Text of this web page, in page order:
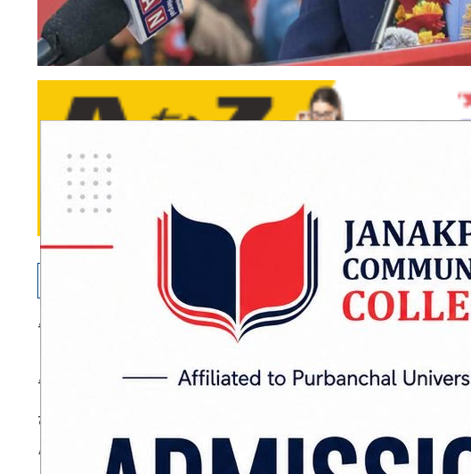
विराटनगर : नेकपा संयोजक पुष्पकमल दाहाल ‘प्रचण्ड’ले नेकपा
विराटनगरमा आयोजित प्रदेशस्तरीय बैठकलाई सम्बोधन
कार्यगत एकता गरेर अघि बढ्ने बताएका हुन् ।
ADVERTISEMENT